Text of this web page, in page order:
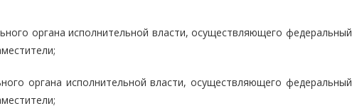
органа исполнительной власти, осуществляющего федеральный
органа исполнительной власти, осуществляющего федеральный